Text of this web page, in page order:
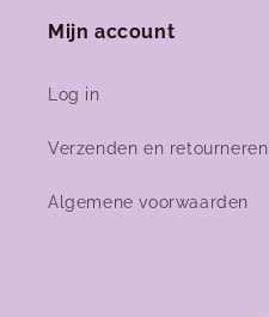
Mijn account
Log in
Verzenden en retourneren
Algemene voorwaarden